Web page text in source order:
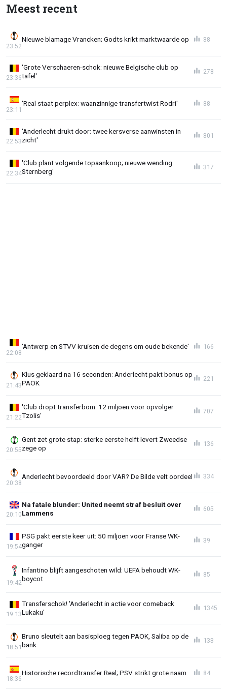
Meest recent
Nieuwe blamage Vrancken; Godts krikt marktwaarde op
23:52
38
'Grote Verschaeren-schok: nieuwe Belgische club op
tafel'
23:36
278
'Real staat perplex: waanzinnige transfertwist Rodri'
23:11
88
'Anderlecht drukt door: twee kersverse aanwinsten in
zicht'
22:53
301
'Club plant volgende topaankoop; nieuwe wending
Sternberg'
22:34
317
'Antwerp en STVV kruisen de degens om oude bekende'
22:08
166
Klus geklaard na 16 seconden: Anderlecht pakt bonus op
PAOK
21:43
221
'Club dropt transferbom: 12 miljoen voor opvolger
Tzolis'
21:22
707
Gent zet grote stap: sterke eerste helft levert Zweedse
zege op
20:55
136
Anderlecht bevoordeeld door VAR? De Bilde velt oordeel
20:38
334
Na fatale blunder: United neemt straf besluit over
Lammens
20:10
605
PSG pakt eerste keer uit: 50 miljoen voor Franse WK-
ganger
19:54
39
Infantino blijft aangeschoten wild: UEFA behoudt WK-
boycot
19:42
85
Transferschok! 'Anderlecht in actie voor comeback
Lukaku'
19:13
1345
Bruno sleutelt aan basisploeg tegen PAOK, Saliba op de
bank
18:51
133
Historische recordtransfer Real; PSV strikt grote naam
18:36
84